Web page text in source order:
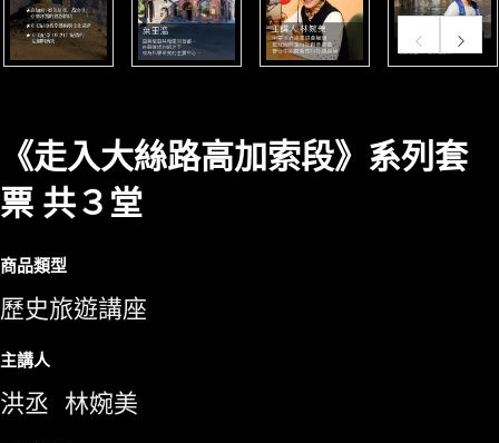
《走入大絲路高加索段》系列套
票 共３堂
商品類型
歷史旅遊講座
主講人
洪丞 林婉美